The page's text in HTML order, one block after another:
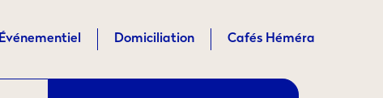
Événementiel Domiciliation Cafés Héméra